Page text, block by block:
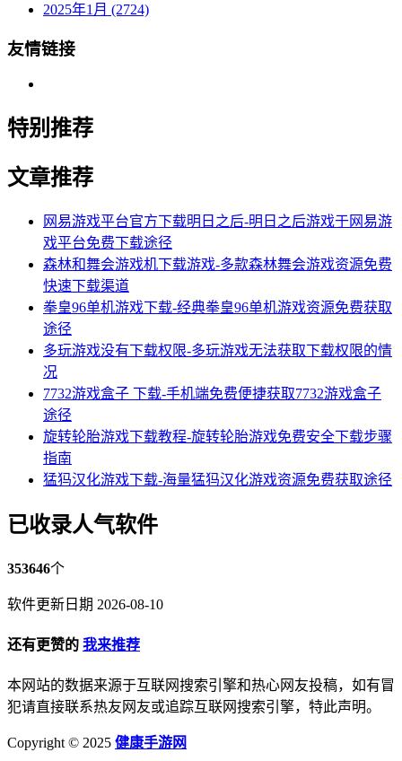
2025年1月 (2724)
友情链接
特别推荐
文章推荐
网易游戏平台官方下载明日之后-明日之后游戏于网易游
戏平台免费下载途径
森林和舞会游戏机下载游戏-多款森林舞会游戏资源免费
快速下载渠道
拳皇96单机游戏下载-经典拳皇96单机游戏资源免费获取
途径
多玩游戏没有下载权限-多玩游戏无法获取下载权限的情
况
7732游戏盒子 下载-手机端免费便捷获取7732游戏盒子
途径
旋转轮胎游戏下载教程-旋转轮胎游戏免费安全下载步骤
指南
猛犸汉化游戏下载-海量猛犸汉化游戏资源免费获取途径
已收录人气软件
353646个
软件更新日期 2026-08-10
还有更赞的 我来推荐
本网站的数据来源于互联网搜索引擎和热心网友投稿，如有冒
犯请直接联系热友网友或追踪互联网搜索引擎，特此声明。
Copyright © 2025 健康手游网